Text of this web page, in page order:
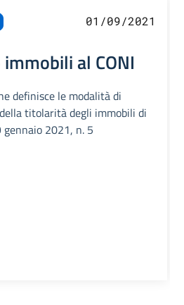
01/09/2021
al CONI
definisce le modalità di
titolarità degli immobili di
2021, n. 5